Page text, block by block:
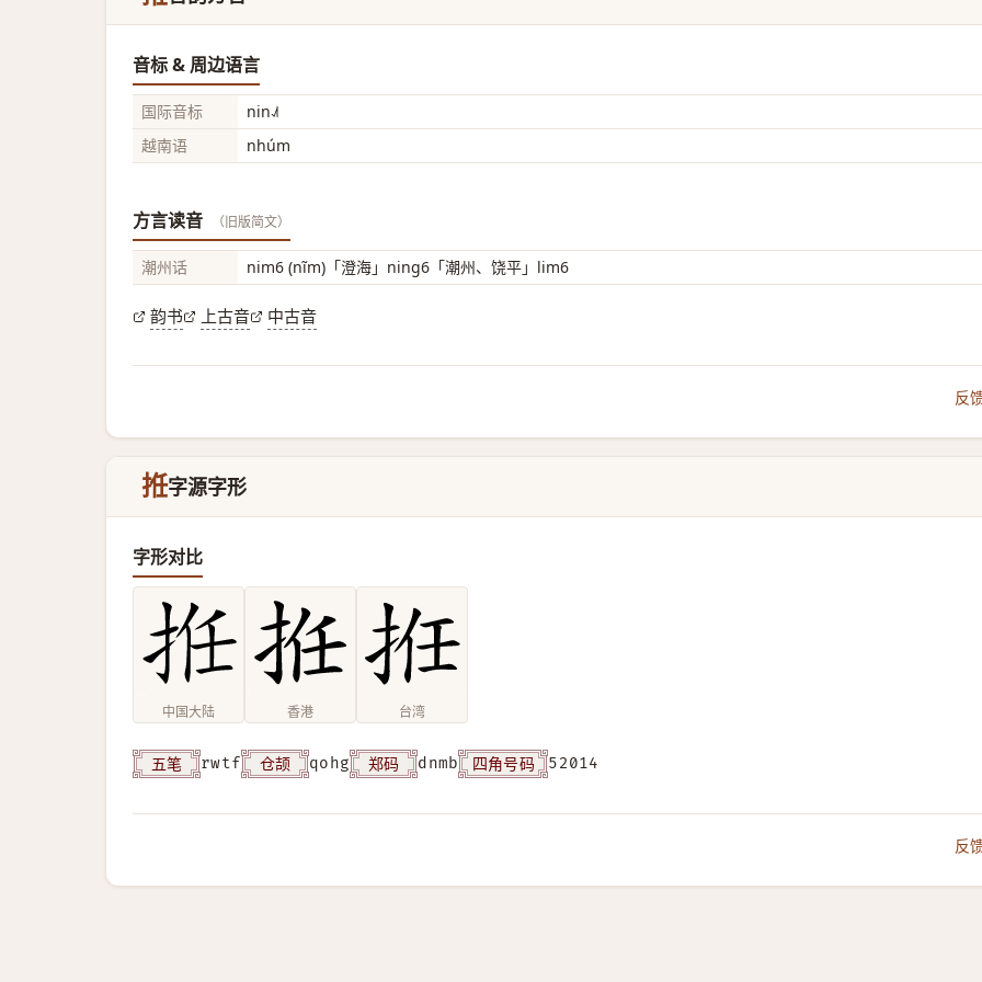
音标 & 周边语言
国际音标
nin˨˩˦
越南语
nhúm
方言读音 （旧版简文）
潮州话 nim6 (nĩm)「澄海」ning6「潮州、饶平」lim6
韵书 上古音 中古音
反
拰字源字形
字形对比
中国大陆 香港 台湾
五笔 rwtf 仓颉 qohg 郑码 dnmb 四角号码 52014
反